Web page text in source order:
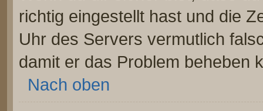
richtig eingestellt hast und die
Uhr des Servers vermutlich
damit er das Problem beheben
Nach oben